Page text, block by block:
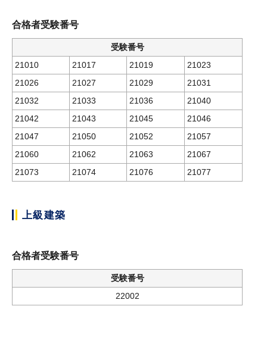
合格者受験番号
受験番号
21010
21017 21019
21023
21026
21027 21029
21031
21032
21033 21036
21040
21042
21043 21045
21046
21047
21050 21052
21057
21060
21062 21063
21067
21073
21074 21076 21077
上級建築
合格者受験番号
受験番号
22002